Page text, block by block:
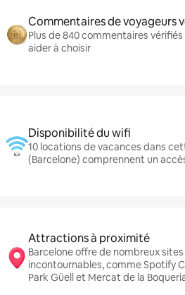
Commentaires de voyageurs
Plus de 840 commentaires vérifiés
aider à choisir
Disponibilité du wifi
10 locations de vacances dans
(Barcelone) comprennent un
Attractions à proximité
Barcelone offre de nombreux sites
incontournables, comme Spotify
Park Güell et Mercat de la